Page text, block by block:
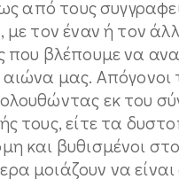
από τους
τον έναν ή τον
που βλέπουμε να
μας. Απόγονοι
εκ του
τους, είτε τα
και βυθισμένοι
μοιάζουν να